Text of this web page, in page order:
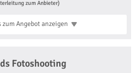
zum Anbieter)
zum Angebotanzeigen
Fotoshooting